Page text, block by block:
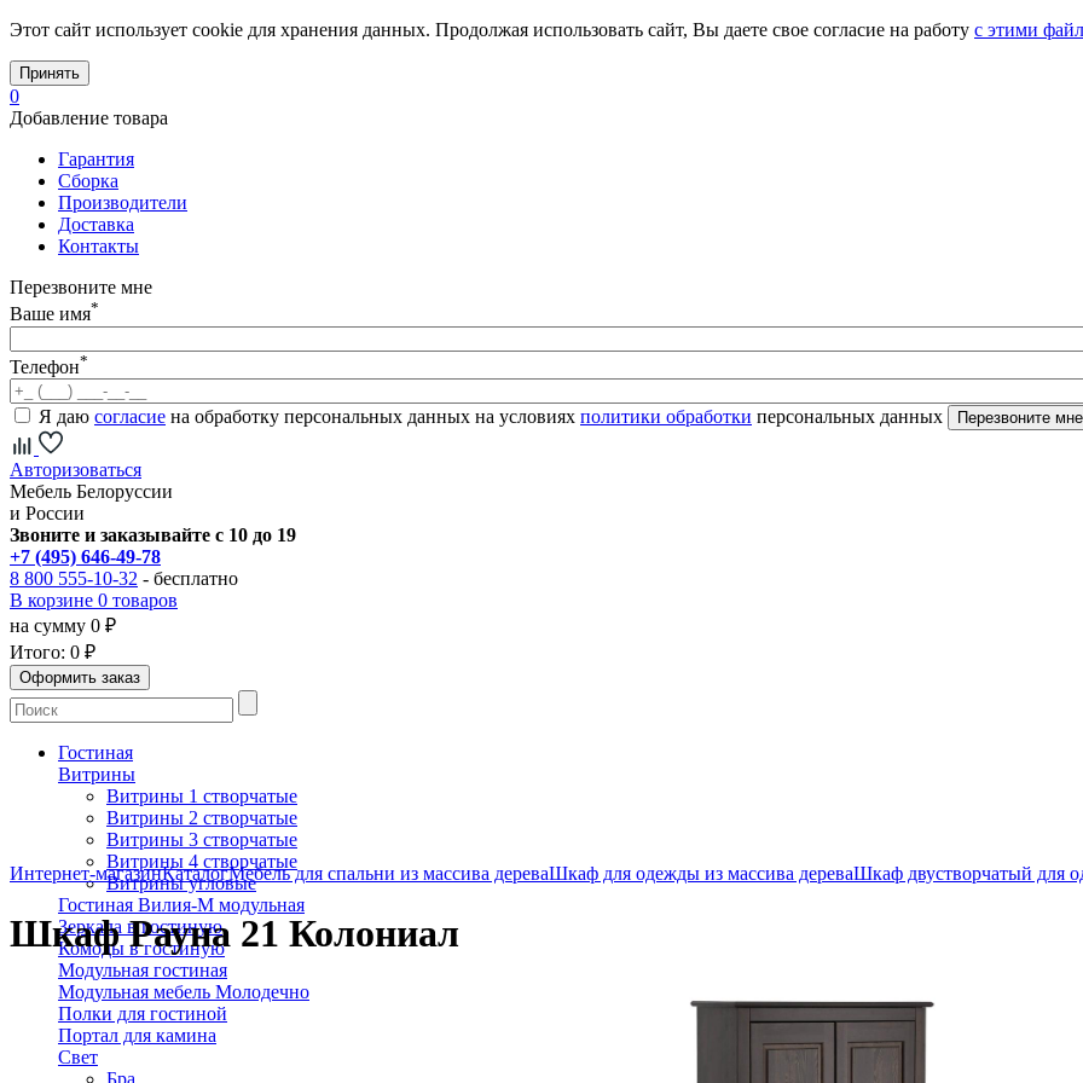
Этот сайт использует cookie для хранения данных. Продолжая использовать сайт, Вы даете свое согласие на работу с этими
Принять
0
Добавление товара
Гарантия
Сборка
Производители
Доставка
Контакты
Перезвоните мне
Ваше имя*
Телефон*
Я даю согласие на обработку персональных данных на условиях политики обработки персональных данных
Авторизоваться
Мебель Белоруссии
и России
Звоните и заказывайте с 10 до 19
+7 (495) 646-49-78
8 800 555-10-32 - бесплатно
В корзине 0 товаров
на сумму 0 ₽
Итого: 0 ₽
Гостиная
Витрины
Витрины 1 створчатые
Витрины 2 створчатые
Витрины 3 створчатые
Витрины 4 створчатые
Витрины угловые
Гостиная Вилия-М модульная
Зеркала в гостиную
Комоды в гостиную
Модульная гостиная
Модульная мебель Молодечно
Полки для гостиной
Портал для камина
Свет
Интернет-магазинКаталогМебель для спальни из массива дереваШкаф для одежды из массива дереваШкаф двустворчатый для
Шкаф Рауна 21 Колониал